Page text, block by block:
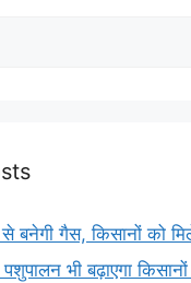
बनेगी गैस, किसानों को
भी बढ़ाएगा